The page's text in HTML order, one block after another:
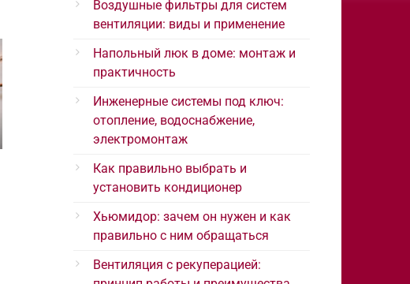
Воздушные фильтры для систем
вентиляции: виды и применение
Напольный люк в доме: монтаж и
практичность
Инженерные системы под ключ:
отопление, водоснабжение,
электромонтаж
Как правильно выбрать и
установить кондиционер
Хьюмидор: зачем он нужен и как
правильно с ним обращаться
Вентиляция с рекуперацией: